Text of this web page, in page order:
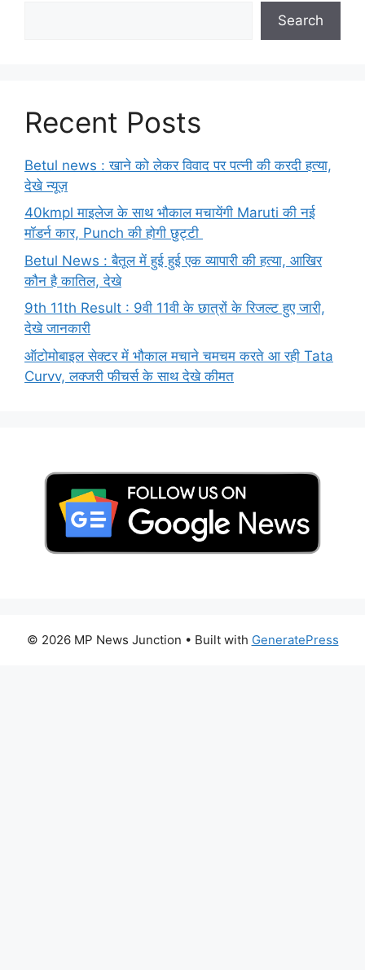
Search
Recent Posts
Betul news : खाने को लेकर विवाद पर पत्नी की करदी हत्या,
देखे न्यूज़
40kmpl माइलेज के साथ भौकाल मचायेंगी Maruti की नई
मॉडर्न कार, Punch की होगी छुट्टी
Betul News : बैतूल में हुई हुई एक व्यापारी की हत्या, आखिर
कौन है कातिल, देखे
9th 11th Result : 9वी 11वी के छात्रों के रिजल्ट हुए जारी,
देखे जानकारी
ऑटोमोबाइल सेक्टर में भौकाल मचाने चमचम करते आ रही Tata
Curvv, लक्जरी फीचर्स के साथ देखे कीमत
© 2026 MP News Junction • Built with GeneratePress